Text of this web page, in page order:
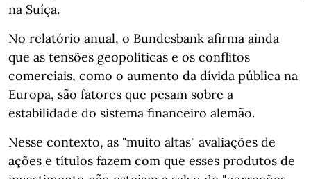
na Suíça.
No relatório anual, o Bundesbank afirma ainda
que as tensões geopolíticas e os conflitos
comerciais, como o aumento da dívida pública na
Europa, são fatores que pesam sobre a
estabilidade do sistema financeiro alemão.
Nesse contexto, as "muito altas" avaliações de
ações e títulos fazem com que esses produtos de